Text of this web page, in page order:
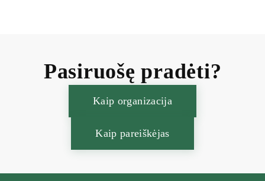
Pasiruošę pradėti?
Kaip organizacija
Kaip pareiškėjas